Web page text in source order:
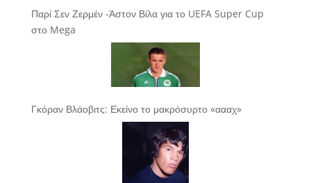
Παρί Σεν Ζερμέν -Άστον Βίλα για το UEFA Super Cup
στο Mega
Γκόραν Βλάοβιτς: Εκείνο το μακρόσυρτο «αααχ»